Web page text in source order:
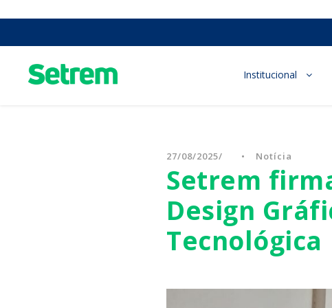
Institucional
27/08/2025 • Notícia
Setrem
Design
Tecnológica